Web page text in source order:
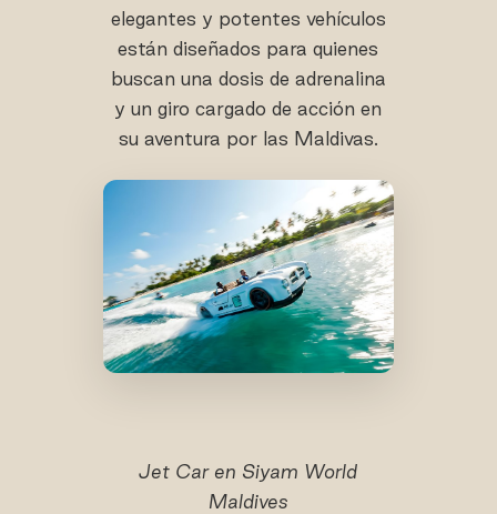
elegantes y potentes vehículos
están diseñados para quienes
buscan una dosis de adrenalina
y un giro cargado de acción en
su aventura por las Maldivas.
Jet Car en Siyam World
Maldives